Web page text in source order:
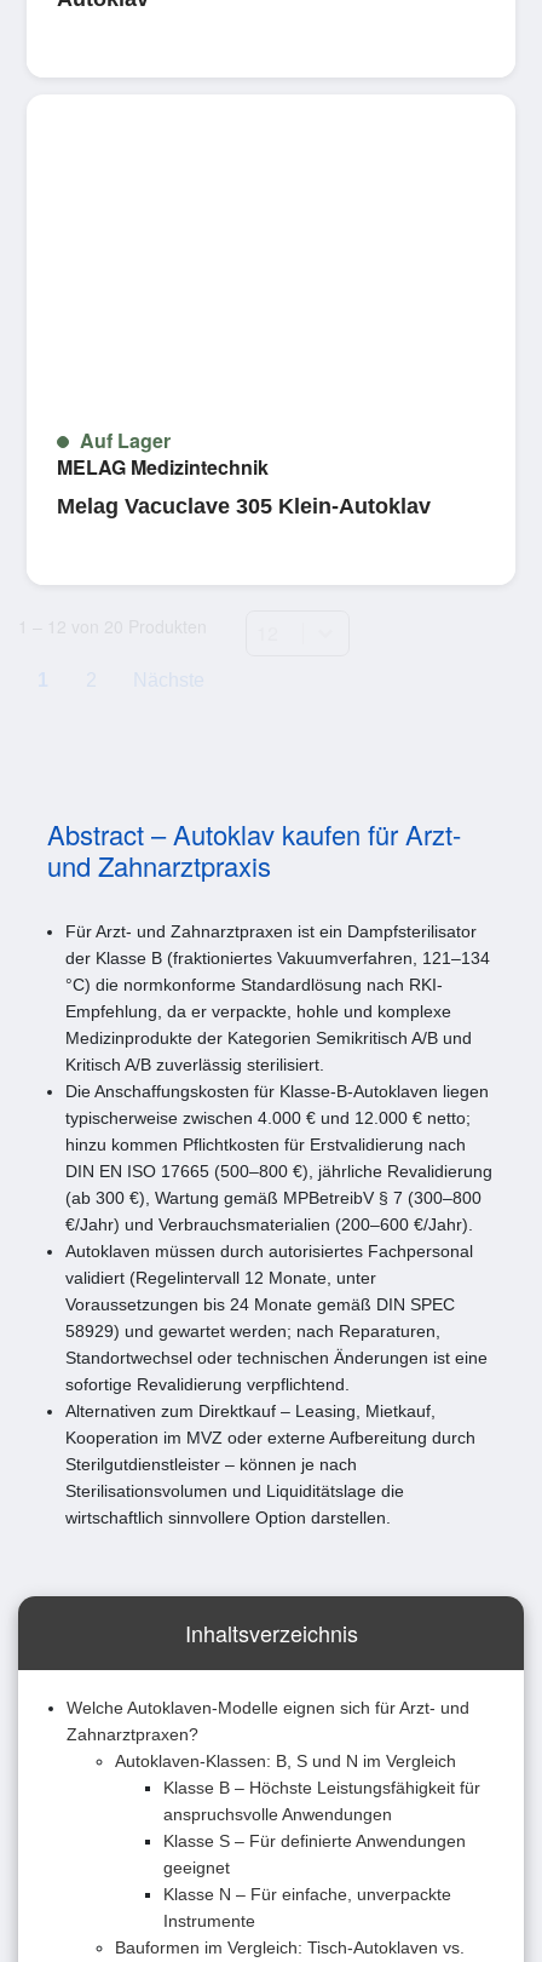
Auf Lager
MELAG Medizintechnik
Melag Vacuclave 305 Klein-Autoklav
Nächste
Abstract – Autoklav kaufen für Arzt-
und Zahnarztpraxis
Für Arzt- und Zahnarztpraxen ist ein Dampfsterilisator
der Klasse B (fraktioniertes Vakuumverfahren, 121–134
°C) die normkonforme Standardlösung nach RKI-
Empfehlung, da er verpackte, hohle und komplexe
Medizinprodukte der Kategorien Semikritisch A/B und
Kritisch A/B zuverlässig sterilisiert.
Die Anschaffungskosten für Klasse-B-Autoklaven liegen
typischerweise zwischen 4.000 € und 12.000 € netto;
hinzu kommen Pflichtkosten für Erstvalidierung nach
DIN EN ISO 17665 (500–800 €), jährliche Revalidierung
(ab 300 €), Wartung gemäß MPBetreibV § 7 (300–800
€/Jahr) und Verbrauchsmaterialien (200–600 €/Jahr).
Autoklaven müssen durch autorisiertes Fachpersonal
validiert (Regelintervall 12 Monate, unter
Voraussetzungen bis 24 Monate gemäß DIN SPEC
58929) und gewartet werden; nach Reparaturen,
Standortwechsel oder technischen Änderungen ist eine
sofortige Revalidierung verpflichtend.
Alternativen zum Direktkauf – Leasing, Mietkauf,
Kooperation im MVZ oder externe Aufbereitung durch
Sterilgutdienstleister – können je nach
Sterilisationsvolumen und Liquiditätslage die
wirtschaftlich sinnvollere Option darstellen.
Inhaltsverzeichnis
Welche Autoklaven-Modelle eignen sich für Arzt- und
Zahnarztpraxen?
Autoklaven-Klassen: B, S und N im Vergleich
Klasse B – Höchste Leistungsfähigkeit für
anspruchsvolle Anwendungen
Klasse S – Für definierte Anwendungen
geeignet
Klasse N – Für einfache, unverpackte
Instrumente
Bauformen im Vergleich: Tisch-Autoklaven vs.